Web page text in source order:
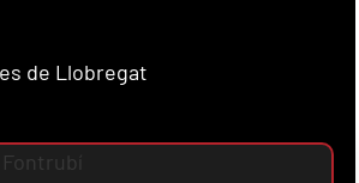
de Llobregat
Fontrubí